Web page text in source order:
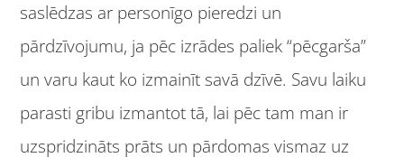
saslēdzas ar personīgo pieredzi un
pārdzīvojumu, ja pēc izrādes paliek “pēcgarša”
un varu kaut ko izmainīt savā dzīvē. Savu laiku
parasti gribu izmantot tā, lai pēc tam man ir
uzspridzināts prāts un pārdomas vismaz uz